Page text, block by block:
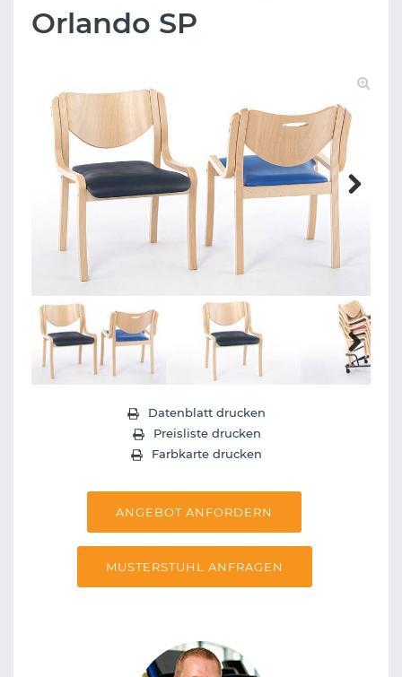
Orlando SP
Next
Next
Datenblatt drucken
Preisliste drucken
Farbkarte drucken
ANGEBOT ANFORDERN
MUSTERSTUHL ANFRAGEN